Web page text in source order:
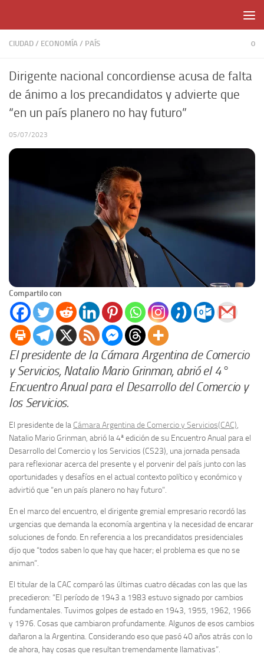
CIUDAD / ECONOMÍA / PAÍS 0
Dirigente nacional concordiense acusa de falta
de ánimo a los precandidatos y advierte que
“en un país planero no hay futuro”
05/07/2023
Compartilo con
El presidente de la Cámara Argentina de Comercio
y Servicios, Natalio Mario Grinman, abrió el 4°
Encuentro Anual para el Desarrollo del Comercio y
los Servicios.
El presidente de la Cámara Argentina de Comercio y Servicios(CAC),
Natalio Mario Grinman, abrió la 4ª edición de su Encuentro Anual para el
Desarrollo del Comercio y los Servicios (CS23), una jornada pensada
para reflexionar acerca del presente y el porvenir del país junto con las
oportunidades y desafíos en el actual contexto político y económico y
advirtió que “en un país planero no hay futuro”.
En el marco del encuentro, el dirigente gremial empresario recordó las
urgencias que demanda la economía argentina y la necesidad de encarar
soluciones de fondo. En referencia a los precandidatos presidenciales
dijo que “todos saben lo que hay que hacer; el problema es que no se
animan”.
El titular de la CAC comparó las últimas cuatro décadas con las que las
precedieron: “El período de 1943 a 1983 estuvo signado por cambios
fundamentales. Tuvimos golpes de estado en 1943, 1955, 1962, 1966
y 1976. Cosas que cambiaron profundamente. Algunos de esos cambios
dañaron a la Argentina. Considerando eso que pasó 40 años atrás con lo
de ahora, hay cosas que resultan tremendamente llamativas”.